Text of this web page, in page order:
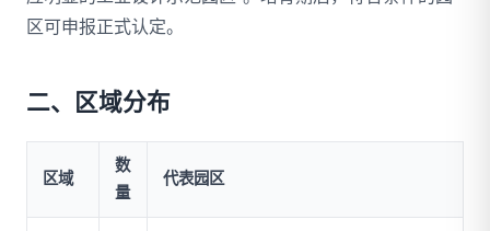
区可申报正式认定。
二、区域分布
区域
数
量
代表园区